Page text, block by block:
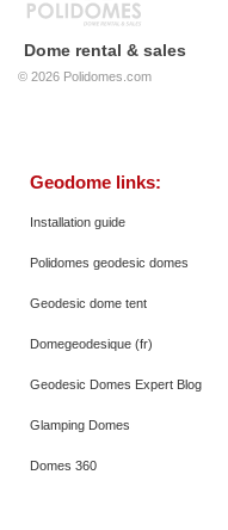
Dome rental & sales
© 2026 Polidomes.com
Geodome links:
Installation guide
Polidomes geodesic domes
Geodesic dome tent
Domegeodesique (fr)
Geodesic Domes Expert Blog
Glamping Domes
Domes 360